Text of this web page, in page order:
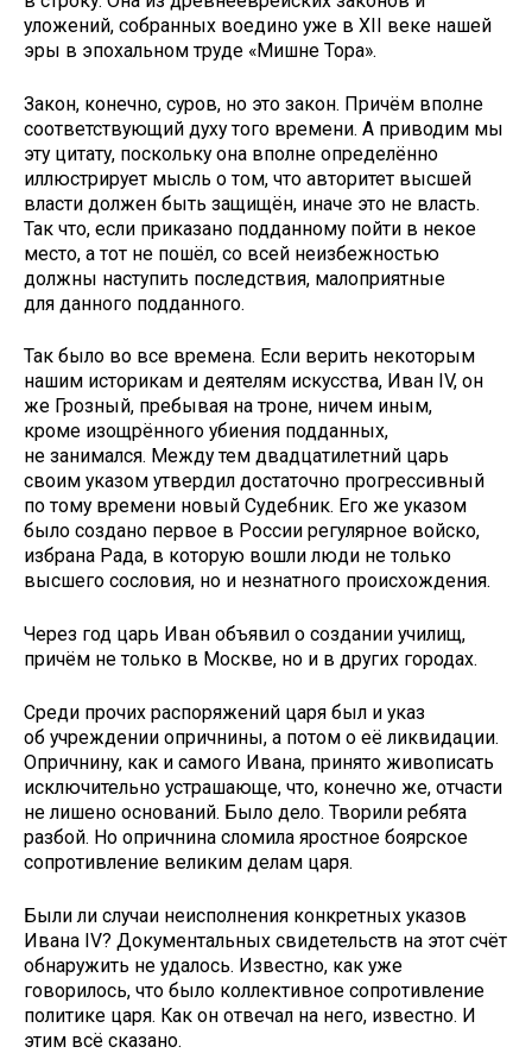
уложений, собранных воедино уже в XII веке нашей
эры в эпохальном труде «Мишне Тора».
Закон, конечно, суров, но это закон. Причём вполне
соответствующий духу того времени. А приводим мы
эту цитату, поскольку она вполне определённо
иллюстрирует мысль о том, что авторитет высшей
власти должен быть защищён, иначе это не власть.
Так что, если приказано подданному пойти в некое
место, а тот не пошёл, со всей неизбежностью
должны наступить последствия, малоприятные
для данного подданного.
Так было во все времена. Если верить некоторым
нашим историкам и деятелям искусства, Иван IV, он
же Грозный, пребывая на троне, ничем иным,
кроме изощрённого убиения подданных,
не занимался. Между тем двадцатилетний царь
своим указом утвердил достаточно прогрессивный
по тому времени новый Судебник. Его же указом
было создано первое в России регулярное войско,
избрана Рада, в которую вошли люди не только
высшего сословия, но и незнатного происхождения.
Через год царь Иван объявил о создании училищ,
причём не только в Москве, но и в других городах.
Среди прочих распоряжений царя был и указ
об учреждении опричнины, а потом о её ликвидации.
Опричнину, как и самого Ивана, принято живописать
исключительно устрашающе, что, конечно же, отчасти
не лишено оснований. Было дело. Творили ребята
разбой. Но опричнина сломила яростное боярское
сопротивление великим делам царя.
Были ли случаи неисполнения конкретных указов
Ивана IV? Документальных свидетельств на этот счёт
обнаружить не удалось. Известно, как уже
говорилось, что было коллективное сопротивление
политике царя. Как он отвечал на него, известно. И
этим всё сказано.